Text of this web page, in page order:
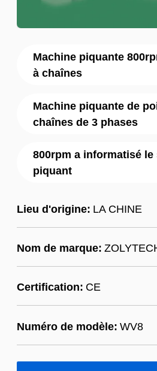
Machine piquante
à chaînes
Machine piquante de
chaînes de 3 phases
800rpm a informatisé le
piquant
Lieu d'origine: LA CHINE
Nom de marque:
Certification: CE
Numéro de modèle: WV8